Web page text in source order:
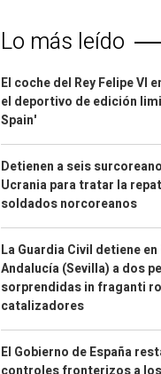
Lo más leído
El coche del Rey Felipe VI
el deportivo de edición
Spain'
Detienen a seis
Ucrania para tratar la
soldados norcoreanos
La Guardia Civil detiene
Andalucía (Sevilla) a dos
sorprendidas in fraganti
catalizadores
El Gobierno de España